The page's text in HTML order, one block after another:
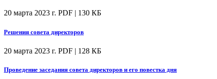
20 марта 2023 г. PDF | 130 КБ
Решения совета директоров
20 марта 2023 г. PDF | 128 КБ
Проведение заседания совета директоров и его повестка дня